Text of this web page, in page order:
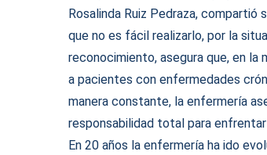
Rosalinda Ruiz Pedraza, compartió
que no es fácil realizarlo, por la
reconocimiento, asegura que, en
a pacientes con enfermedades
manera constante, la enfermería
responsabilidad total para
En 20 años la enfermería ha ido